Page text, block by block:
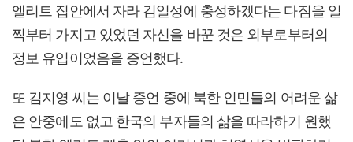
엘리트 집안에서 자라 김일성에 충성하겠다는 다짐을 일
찍부터 가지고 있었던 자신을 바꾼 것은 외부로부터의
정보 유입이었음을 증언했다.
또 김지영 씨는 이날 증언 중에 북한 인민들의 어려운 삶
은 안중에도 없고 한국의 부자들의 삶을 따라하기 원했